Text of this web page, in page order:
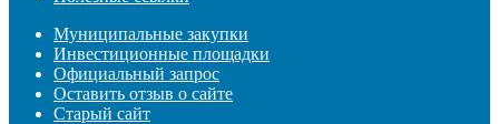
Муниципальные закупки
Инвестиционные площадки
Официальный запрос
Оставить отзыв о сайте
Старый сайт